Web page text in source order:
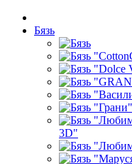
Бязь
3D"